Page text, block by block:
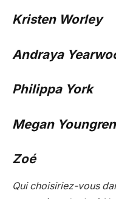
Kristen Worley
Andraya
Philippa York
Megan Youngren
Zoé
Qui choisiriez-vous